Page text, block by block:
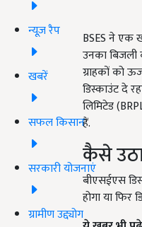
न्यूज़ रैप
खबरें
सफल किसान
सरकारी योजनाएं
ग्रामीण उद्द्योग
BSES ने एक
उनका बिजली
ग्राहकों को
डिस्काउंट दे
लिमिटेड
हैं.
कैसे
बीएसईएस
होगा या